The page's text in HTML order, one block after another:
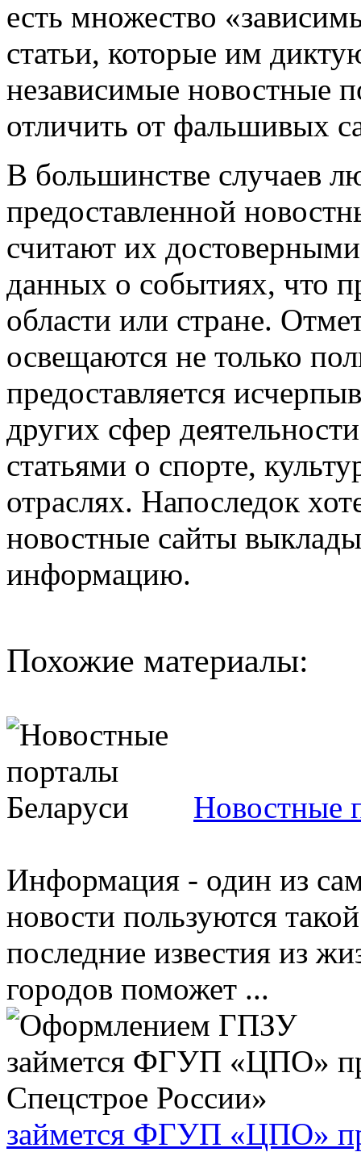
есть множество
статьи, которые им
независимые новостные
отличить от фальшивых
В большинстве случаев
предоставленной
считают их
данных о событиях, что
области или стране.
освещаются не только
предоставляется
других сфер
статьями о спорте,
отраслях. Напоследок
новостные сайты
информацию.
Похожие материалы:
Новостные
Информация - один из
новости пользуются
последние известия из
городов поможет ...
займется ФГУП «ЦПО»